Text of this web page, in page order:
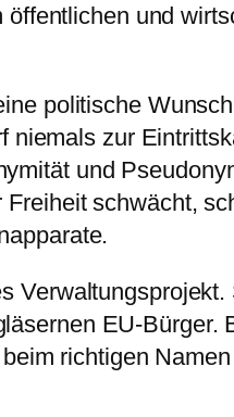
und
politische
niemals zur
und
schwächt,
Verwaltungsprojekt.
EU-Bürger.
richtigen